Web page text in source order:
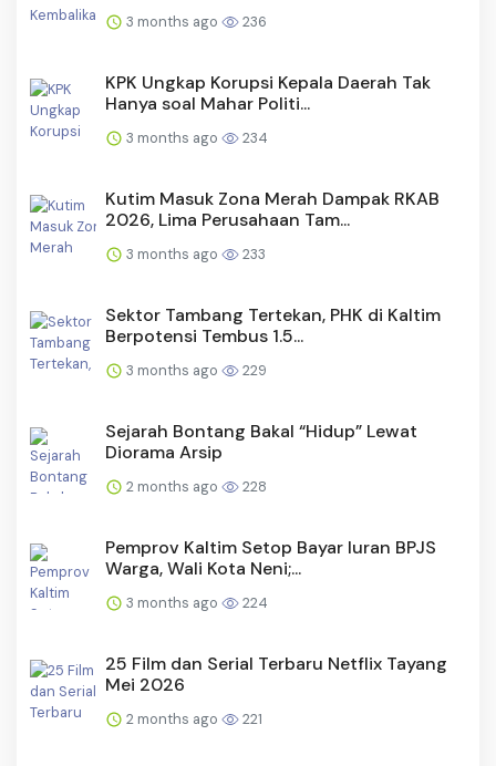
3 months ago 236
KPK Ungkap Korupsi Kepala Daerah Tak
Hanya soal Mahar Politi...
3 months ago 234
Kutim Masuk Zona Merah Dampak RKAB
2026, Lima Perusahaan Tam...
3 months ago 233
Sektor Tambang Tertekan, PHK di Kaltim
Berpotensi Tembus 1.5...
3 months ago 229
Sejarah Bontang Bakal “Hidup” Lewat
Diorama Arsip
2 months ago 228
Pemprov Kaltim Setop Bayar Iuran BPJS
Warga, Wali Kota Neni;...
3 months ago 224
25 Film dan Serial Terbaru Netflix Tayang
Mei 2026
2 months ago 221